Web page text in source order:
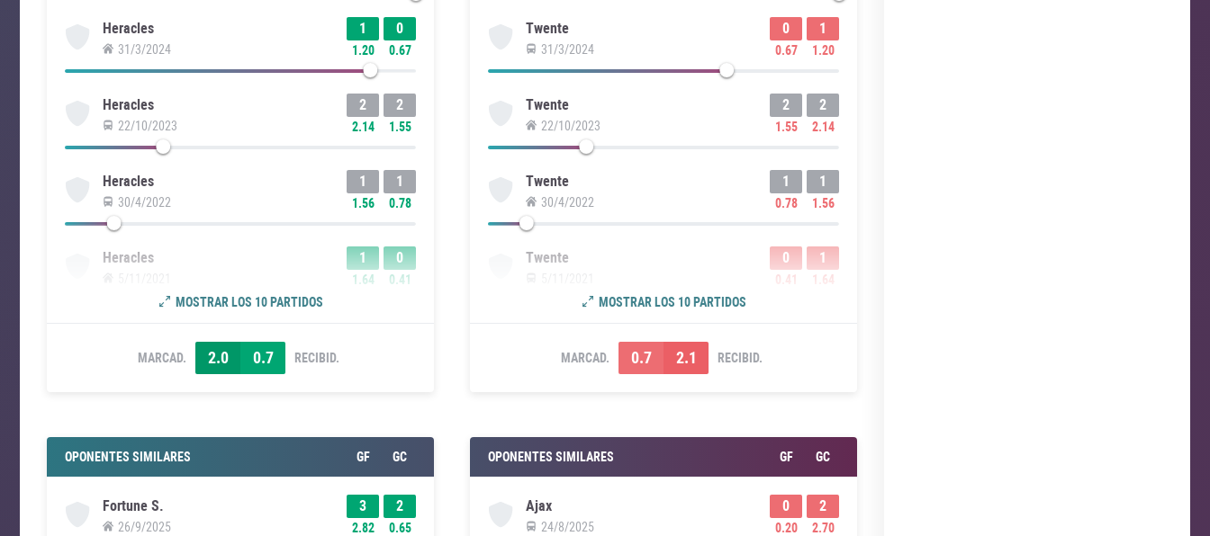
Heracles
31/3/2024
1
1.20
0
0.67
Heracles
22/10/2023
2
2.14
2
1.55
Heracles
30/4/2022
1
1.56
1
0.78
Heracles 1
1.64
0
0.41
MOSTRAR LOS 10 PARTIDOS
MARCAD. 2.0 0.7 RECIBID.
OPONENTES SIMILARES GF GC
Fortune S.
26/9/2025
3
2.82
2
0.65
Twente
31/3/2024
0
0.67
1
1.20
Twente
22/10/2023
2
1.55
2
2.14
Twente
30/4/2022
1
0.78
1
1.56
Twente 0
0.41
1
1.64
MOSTRAR LOS 10 PARTIDOS
MARCAD. 0.7 2.1 RECIBID.
OPONENTES SIMILARES GF GC
Ajax
24/8/2025
0
0.20
2
2.70